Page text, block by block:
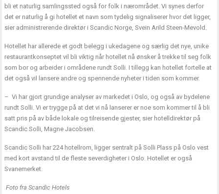
bli et naturlig samlingssted også for folk i nærområdet. Vi synes derfor
det er naturlig å gi hotellet et navn som tydelig signaliserer hvor det ligger,
sier administrerende direktør i Scandic Norge, Svein Arild Steen-Mevold.
Hotellet har allerede et godt belegg i ukedagene og særlig det nye, unike
restaurantkonseptet vil bli viktig når hotellet nå ønsker å trekke til seg folk
som bor og arbeider i områdene rundt Solli. I tillegg kan hotellet fortelle at
det også vil lansere andre og spennende nyheter i tiden som kommer.
– Vi har gjort grundige analyser av markedet i Oslo, og også av bydelene
rundt Solli. Vi er trygge på at det vi nå lanserer er noe som kommer til å bli
satt pris på av både lokale og tilreisende gjester, sier hotelldirektør på
Scandic Solli, Magne Jacobsen.
Scandic Solli har 224 hotellrom, ligger sentralt på Solli Plass på Oslo vest
med kort avstand til de fleste severdigheter i Oslo. Hotellet er også
Svanemerket.
Foto fra Scandic Hotels